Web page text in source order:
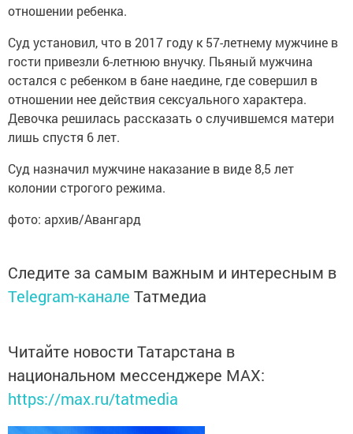
отношении ребенка.
Суд установил, что в 2017 году к 57-летнему мужчине в
гости привезли 6-летнюю внучку. Пьяный мужчина
остался с ребенком в бане наедине, где совершил в
отношении нее действия сексуального характера.
Девочка решилась рассказать о случившемся матери
лишь спустя 6 лет.
Суд назначил мужчине наказание в виде 8,5 лет
колонии строгого режима.
фото: архив/Авангард
Следите за самым важным и интересным в
Telegram-канале Татмедиа
Читайте новости Татарстана в
национальном мессенджере MАХ:
https://max.ru/tatmedia